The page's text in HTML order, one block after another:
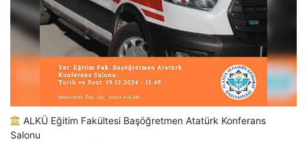
ALKÜ Eğitim Fakültesi Başöğretmen Atatürk Konferans
Salonu